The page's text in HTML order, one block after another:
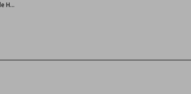
Geaca ALPHASTYLE, Kudu Double Hood Down Jacket, Crem